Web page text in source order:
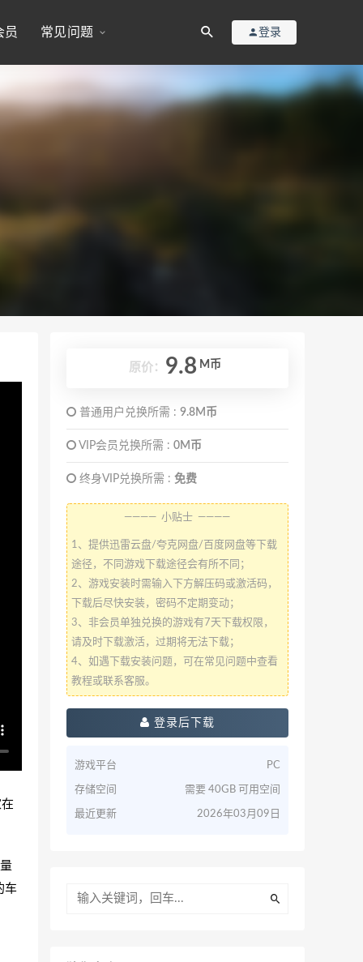
员 常见问题 登录
车
原价： 9.8 M币
普通用户兑换所需 : 9.8M币
VIP会员兑换所需 : 0M币
终身VIP兑换所需 : 免费
———— 小贴士 ————
1、提供迅雷云盘/夸克网盘/百度网盘等下载
途径，不同游戏下载途径会有所不同；
2、游戏安装时需输入下方解压码或激活码，
下载后尽快安装，密码不定期变动；
3、非会员单独兑换的游戏有7天下载权限，
请及时下载激活，过期将无法下载；
4、如遇下载安装问题，可在常见问题中查看
教程或联系客服。
登录后下载
游戏平台 PC
存储空间 需要 40GB 可用空间
最近更新 2026年03月09日